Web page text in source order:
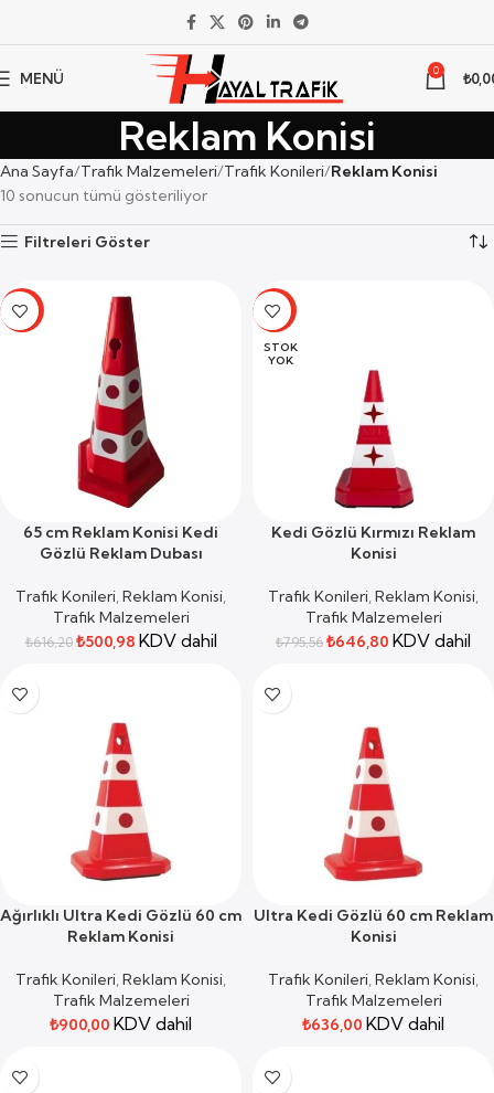
MENÜ 0 ₺
Reklam Konisi
Ana Sayfa Trafik Malzemeleri Trafik Konileri Reklam Konisi
10 sonucun tümü gösteriliyor
Filtreleri Göster
-19%
65 cm Reklam Konisi Kedi
Gözlü Reklam Dubası
Trafik Konileri,Reklam Konisi,
Trafik Malzemeleri
₺616,20 ₺500,98 KDV dahil
-19%
STOK
YOK
Kedi Gözlü Kırmızı Reklam
Konisi
Trafik Konileri,Reklam Konisi,
Trafik Malzemeleri
₺795,56 ₺646,80 KDV dahil
Ağırlıklı Ultra Kedi Gözlü 60 cm
Reklam Konisi
Trafik Konileri,Reklam Konisi,
Trafik Malzemeleri
₺900,00 KDV dahil
Ultra Kedi Gözlü 60 cm Reklam
Konisi
Trafik Konileri,Reklam Konisi,
Trafik Malzemeleri
₺636,00 KDV dahil